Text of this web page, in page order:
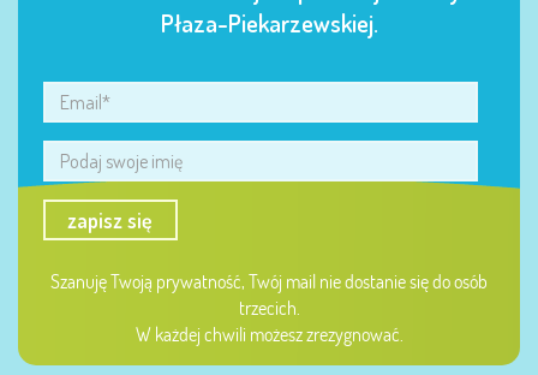
Płaza-Piekarzewskiej.
zapisz się
Szanuję Twoją prywatność, Twój mail nie dostanie się do osób
trzecich.
W każdej chwili możesz zrezygnować.